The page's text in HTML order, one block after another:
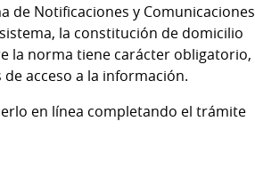
de Notificaciones y Comunicaciones
la constitución de domicilio
la norma tiene carácter obligatorio,
acceso a la información.
en línea completando el trámite